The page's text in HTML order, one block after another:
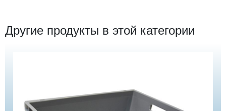
Другие продукты в этой категории